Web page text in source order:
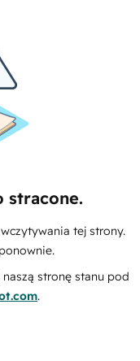
stracone.
tej strony.
stronę stanu pod
.